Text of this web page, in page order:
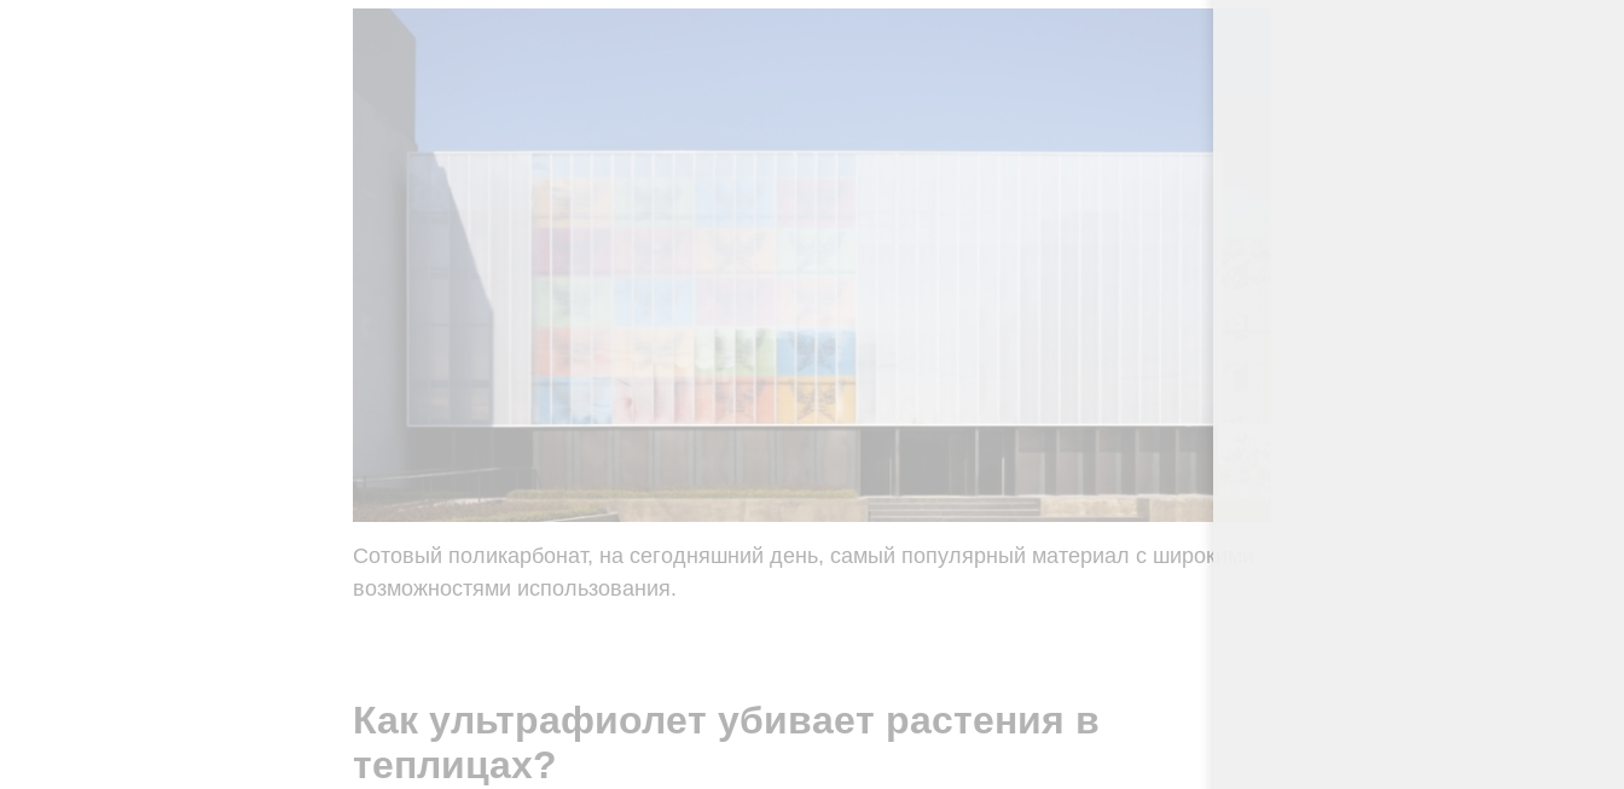
Сотовый поликарбонат, на сегодняшний день, самый популярный материал с широкими
возможностями использования.
Как ультрафиолет убивает растения в
теплицах?